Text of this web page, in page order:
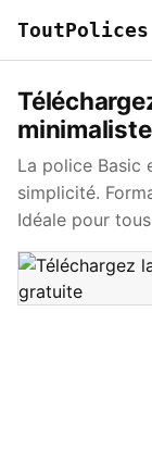
ToutPolices
La police Basic
simplicité.
Idéale pour